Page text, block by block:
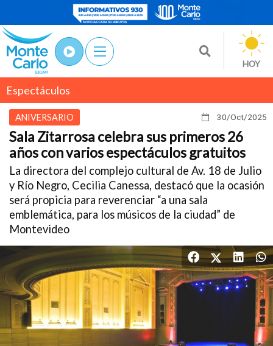
HOY
Espectáculos
30/Oct/2025
ANIVERSARIO
Sala Zitarrosa celebra sus primeros 26
años con varios espectáculos gratuitos
La directora del complejo cultural de Av. 18 de Julio
y Río Negro, Cecilia Canessa, destacó que la ocasión
será propicia para reverenciar “a una sala
emblemática, para los músicos de la ciudad” de
Montevideo